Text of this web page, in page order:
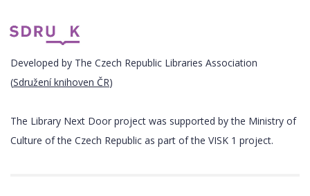
Developed by The Czech Republic Libraries Association
(Sdružení knihoven ČR)
The Library Next Door project was supported by the Ministry of
Culture of the Czech Republic as part of the VISK 1 project.